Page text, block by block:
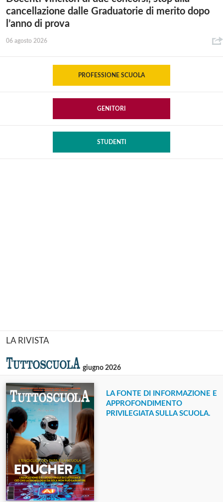
cancellazione dalle Graduatorie di merito dopo
l’anno di prova
06 agosto 2026
PROFESSIONE SCUOLA
GENITORI
STUDENTI
LA RIVISTA
giugno 2026
LA FONTE DI INFORMAZIONE E
APPROFONDIMENTO
PRIVILEGIATA SULLA SCUOLA.